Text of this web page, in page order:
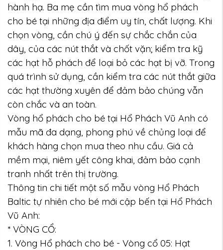
hành hạ. Ba mẹ cần tìm mua vòng hổ phách
cho bé tại những địa điểm uy tín, chất lượng. Khi
chọn vòng, cần chú ý đến sự chắc chắn của
dây, của các nút thắt và chốt vặn; kiểm tra kỹ
các hạt hỗ phách để loại bỏ các hạt bị vỡ. Trong
quá trình sử dụng, cần kiểm tra các nút thắt giữa
các hạt thường xuyên để đảm bảo chúng vẫn
còn chắc và an toàn.
Vòng hổ phách cho bé tại Hổ Phách Vũ Anh có
mẫu mã đa dạng, phong phú về chủng loại để
khách hàng chọn mua theo nhu cầu. Giá cả
mềm mại, niêm yết công khai, đảm bảo cạnh
tranh nhất trên thị trường.
Thông tin chi tiết một số mẫu vòng Hổ Phách
Baltic tự nhiên cho bé mới cập bến tại Hổ Phách
Vũ Anh:
* VÒNG CỔ:
1. Vòng Hổ phách cho bé - Vòng cổ 05: Hạt